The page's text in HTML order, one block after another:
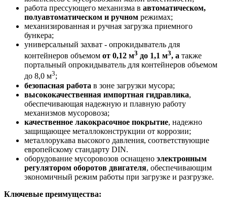
работа прессующего механизма в автоматическом,
полуавтоматическом и ручном режимах;
механизированная и ручная загрузка приемного
бункера;
универсальный захват - опрокидыватель для
контейнеров объемом от 0,12 м3 до 1,1 м3, а также
портальный опрокидыватель для контейнеров объемом
до 8,0 м3;
безопасная работа в зоне загрузки мусора;
высококачественная импортная гидравлика,
обеспечивающая надежную и плавную работу
механизмов мусоровоза;
качественное лакокрасочное покрытие, надежно
защищающее металлоконструкции от коррозии;
металлорукава высокого давления, соответствующие
европейскому стандарту DIN.
оборудование мусоровозов оснащено электронным
регулятором оборотов двигателя, обеспечивающим
экономичный режим работы при загрузке и разгрузке.
Ключевые преимущества: